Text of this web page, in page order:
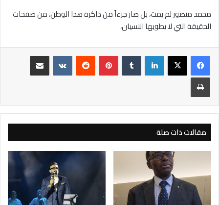
محمد منصور لم يمت، بل صار جزءاً من ذاكرة هذا الوطن، من صفحات
الحقيقة التي لا يطويها النسيان،
لينكدإن بينتيريست
مشاركة عبر البريد
طباعة
مقالات ذات صلة